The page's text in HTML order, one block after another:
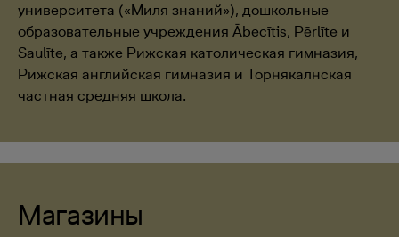
университета («Миля знаний»), дошкольные
образовательные учреждения Ābecītis, Pērlīte и
Saulīte, а также Рижская католическая гимназия,
Рижская английская гимназия и Торнякалнская
частная средняя школа.
Магазины